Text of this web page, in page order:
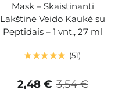
Mask – Skaistinanti
Lakštinė Veido Kaukė su
Peptidais – 1 vnt., 27 ml
51
3,54 €
2,48 €